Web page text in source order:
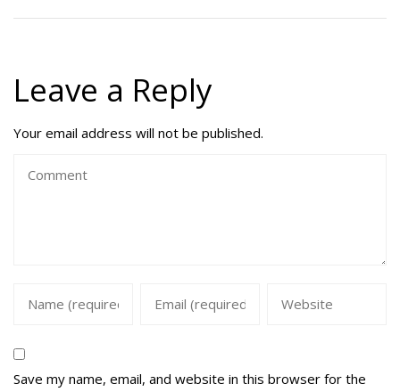
Leave a Reply
Your email address will not be published.
Save my name, email, and website in this browser for the